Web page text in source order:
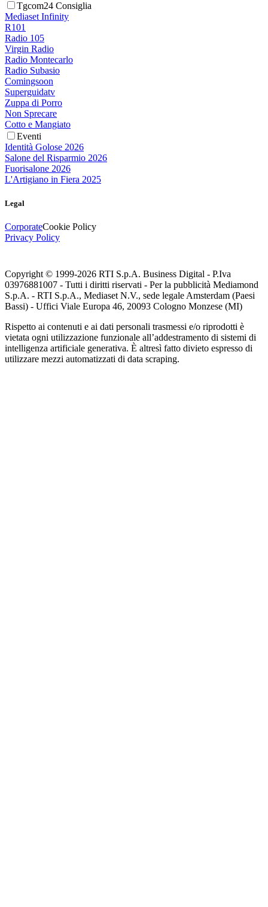
Tgcom24 Consiglia
Mediaset Infinity
R101
Radio 105
Virgin Radio
Radio Montecarlo
Radio Subasio
Comingsoon
Superguidatv
Zuppa di Porro
Non Sprecare
Cotto e Mangiato
Eventi
Identità Golose 2026
Salone del Risparmio 2026
Fuorisalone 2026
L'Artigiano in Fiera 2025
Legal
CorporateCookie Policy
Privacy Policy
Copyright © 1999-2026 RTI S.p.A. Business Digital - P.Iva
03976881007 - Tutti i diritti riservati - Per la pubblicità Mediamond
S.p.A. - RTI S.p.A., Mediaset N.V., sede legale Amsterdam (Paesi
Bassi) - Uffici Viale Europa 46, 20093 Cologno Monzese (MI)
Rispetto ai contenuti e ai dati personali trasmessi e/o riprodotti è
vietata ogni utilizzazione funzionale all’addestramento di sistemi di
intelligenza artificiale generativa. È altresì fatto divieto espresso di
utilizzare mezzi automatizzati di data scraping.